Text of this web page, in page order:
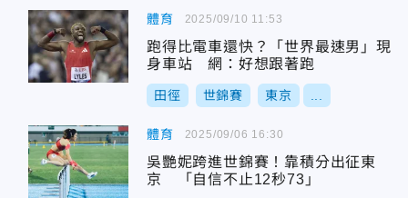
體育
跑得比電車還快？「世界最速男」現
身車站 網：好想跟著跑
田徑 世錦賽 東京
2025/09/10 11:53
體育
吳艷妮跨進世錦賽！靠積分出征東
京 「自信不止12秒73」
2025/09/06 16:30